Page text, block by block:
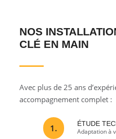
NOS
CLÉ EN MAIN
Avec plus de 25 ans
accompagnement complet :
1. ÉTUDE
Adaptation à